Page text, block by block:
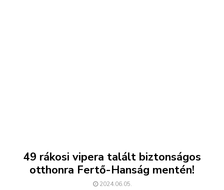
49 rákosi vipera talált biztonságos
otthonra Fertő-Hanság mentén!
2024.06.05.